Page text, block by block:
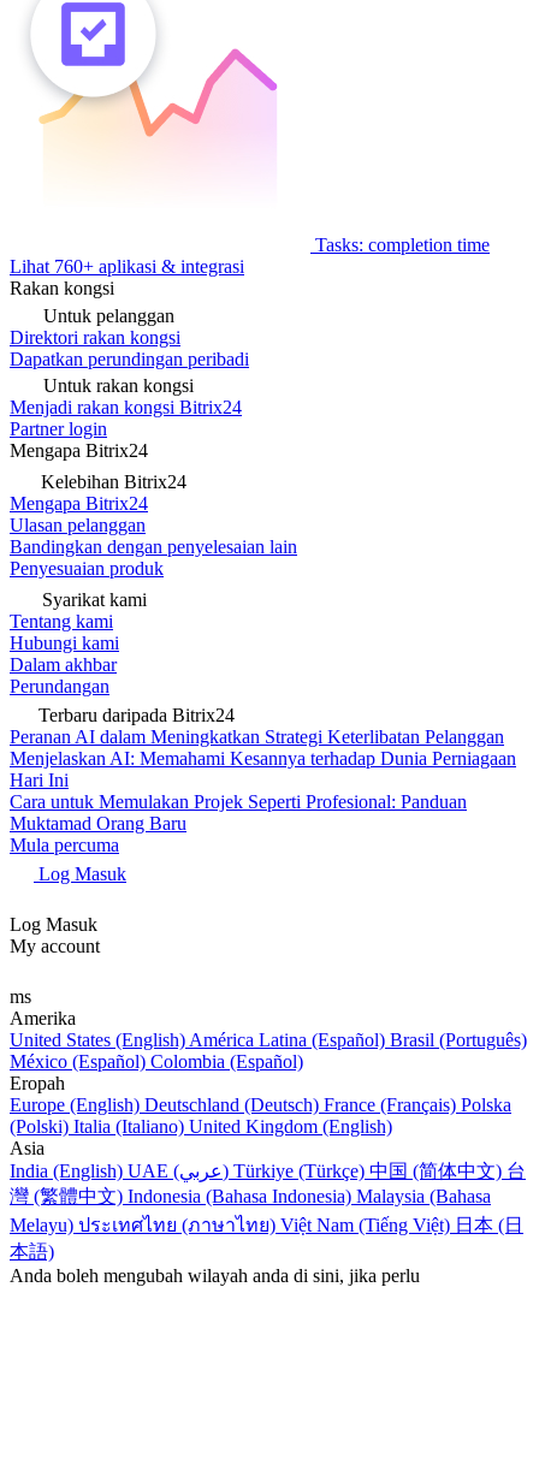
Tasks: completion time
Lihat 760+ aplikasi & integrasi
Rakan kongsi
Untuk pelanggan
Direktori rakan kongsi
Dapatkan perundingan peribadi
Untuk rakan kongsi
Menjadi rakan kongsi Bitrix24
Partner login
Mengapa Bitrix24
Kelebihan Bitrix24
Mengapa Bitrix24
Ulasan pelanggan
Bandingkan dengan penyelesaian lain
Penyesuaian produk
Syarikat kami
Tentang kami
Hubungi kami
Dalam akhbar
Perundangan
Terbaru daripada Bitrix24
Peranan AI dalam Meningkatkan Strategi Keterlibatan Pelanggan
Menjelaskan AI: Memahami Kesannya terhadap Dunia Perniagaan
Hari Ini
Cara untuk Memulakan Projek Seperti Profesional: Panduan
Muktamad Orang Baru
Mula percuma
Log Masuk
Log Masuk
My account
ms
Amerika
United States (English) América Latina (Español) Brasil (Português)
México (Español) Colombia (Español)
Eropah
Europe (English) Deutschland (Deutsch) France (Français) Polska
(Polski) Italia (Italiano) United Kingdom (English)
Asia
India (English)
UAE (عربي) Türkiye (Türkçe) 中国 (简体中文) 台
灣 (繁體中文) Indonesia (Bahasa Indonesia) Malaysia (Bahasa
Melayu) ประเทศไทย (ภาษาไทย) Việt Nam (Tiếng Việt) 日本 (日
本語)
Anda boleh mengubah wilayah anda di sini, jika perlu